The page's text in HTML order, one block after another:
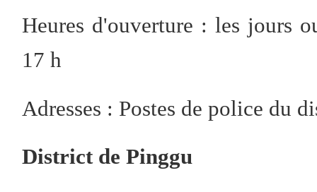
Heures d'ouverture : les jours
17 h
Adresses : Postes de police du
District de Pinggu